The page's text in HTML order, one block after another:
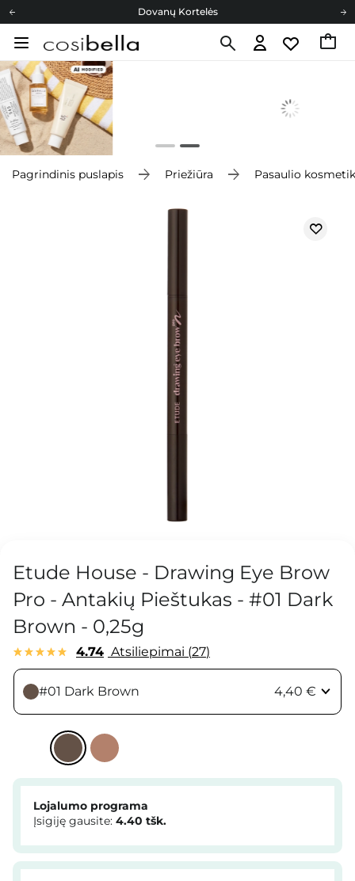
Dovanų Kortelės
Cosibella lojalumo programa
Pagrindinis puslapis Priežiūra Pasaulio
Etude House - Drawing Eye Brow
Pro - Antakių Pieštukas - #01 Dark
Brown - 0,25g
4.74 Atsiliepimai 27
#01 Dark Brown 4,40 €
Lojalumo programa
Įsigiję gausite: 4.40 tšk.